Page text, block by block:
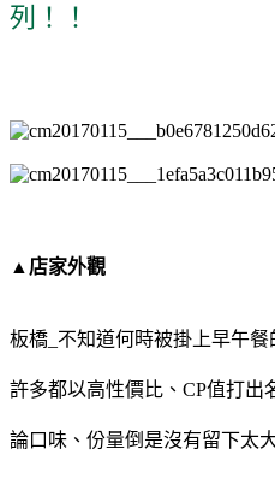
列！！
▲店家外觀
板橋_不知道何時被掛上早午餐
許多都以高性價比、CP值打出
論口味、份量倒是沒有留下太